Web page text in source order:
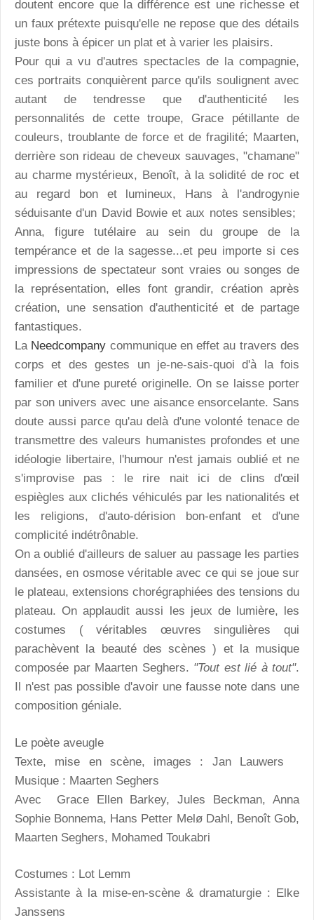
doutent encore que la différence est une richesse et
un faux prétexte puisqu'elle ne repose que des détails
juste bons à épicer un plat et à varier les plaisirs.
Pour qui a vu d'autres spectacles de la compagnie,
ces portraits conquièrent parce qu'ils soulignent avec
autant de tendresse que d'authenticité les
personnalités de cette troupe, Grace pétillante de
couleurs, troublante de force et de fragilité; Maarten,
derrière son rideau de cheveux sauvages, "chamane"
au charme mystérieux, Benoît, à la solidité de roc et
au regard bon et lumineux, Hans à l'androgynie
séduisante d'un David Bowie et aux notes sensibles;
Anna, figure tutélaire au sein du groupe de la
tempérance et de la sagesse...et peu importe si ces
impressions de spectateur sont vraies ou songes de
la représentation, elles font grandir, création après
création, une sensation d'authenticité et de partage
fantastiques.
La Needcompany communique en effet au travers des
corps et des gestes un je-ne-sais-quoi d'à la fois
familier et d'une pureté originelle. On se laisse porter
par son univers avec une aisance ensorcelante. Sans
doute aussi parce qu'au delà d'une volonté tenace de
transmettre des valeurs humanistes profondes et une
idéologie libertaire, l'humour n'est jamais oublié et ne
s'improvise pas : le rire nait ici de clins d'œil
espiègles aux clichés véhiculés par les nationalités et
les religions, d'auto-dérision bon-enfant et d'une
complicité indétrônable.
On a oublié d'ailleurs de saluer au passage les parties
dansées, en osmose véritable avec ce qui se joue sur
le plateau, extensions chorégraphiées des tensions du
plateau. On applaudit aussi les jeux de lumière, les
costumes ( véritables œuvres singulières qui
parachèvent la beauté des scènes ) et la musique
composée par Maarten Seghers. "Tout est lié à tout".
Il n'est pas possible d'avoir une fausse note dans une
composition géniale.
Le poète aveugle
Texte, mise en scène, images : Jan Lauwers
Musique : Maarten Seghers
Avec Grace Ellen Barkey, Jules Beckman, Anna
Sophie Bonnema, Hans Petter Melø Dahl, Benoît Gob,
Maarten Seghers, Mohamed Toukabri
Costumes : Lot Lemm
Assistante à la mise-en-scène & dramaturgie : Elke
Janssens